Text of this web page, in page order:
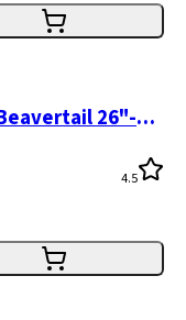
SKS Steckschutzblechgarnitur Beavertail 26"-28" schwarz
4.5